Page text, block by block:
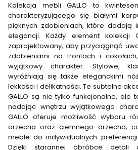
Kolekcja mebli GALLO to
charakteryzującego się białymi
pięknych zdobieniach, które dodają
elegancji. Każdy element kolekcji
zaprojektowany, aby przyciągnąć
zdobieniami na frontach i
wyjątkowy charakter. Stylowe,
wyróżniają się także eleganckimi
lekkości i delikatności. Te subtelne
GALLO są nie tylko funkcjonalne, ale
nadając wnętrzu wyjątkowego
GALLO oferuje możliwość wyboru
orzecha oraz ciemnego orzecha,
meble do indywidualnych
Dzięki starannej obróbce detali